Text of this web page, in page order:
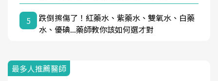
5
跌倒擦傷了！紅藥水、紫藥水、雙氧水、白藥
水、優碘...藥師教你該如何選才對
最多人推薦醫師